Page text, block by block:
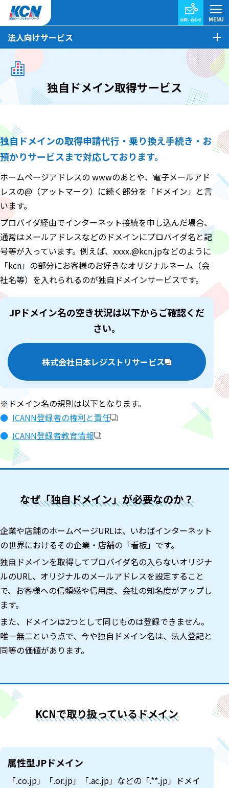
独自ドメイン取得サービス
法人向けサービス
独自ドメインの取得申請代行・乗り換え手続き・お
預かりサービスまで対応しております。
ホームページアドレスの wwwのあとや、電子メールアド
レスの@（アットマーク）に続く部分を「ドメイン」と言
います。
プロバイダ経由でインターネット接続を申し込んだ場合、
通常はメールアドレスなどのドメインにプロバイダ名と記
号等が入っています。例えば、xxxx.@kcn.jpなどのように
「kcn」の部分にお客様のお好きなオリジナルネーム（会
社名等）を入れられるのが独自ドメインサービスです。
JPドメイン名の空き状況は以下からご確認くだ
さい。
株式会社日本レジストリサービス
※ドメイン名の規則は以下となります。
ICANN登録者の権利と責任
ICANN登録者教育情報
なぜ「独自ドメイン」が必要なのか？
企業や店舗のホームページURLは、いわばインターネット
の世界におけるその企業・店舗の「看板」です。
独自ドメインを取得してプロバイダ名の入らないオリジナ
ルのURL、オリジナルのメールアドレスを設定すること
で、お客様への信頼感や信用度、会社の知名度がアップし
ます。
また、ドメインは2つとして同じものは登録できません。
唯一無二という点で、今や独自ドメイン名は、法人登記と
同等の価値があります。
KCNで取り扱っているドメイン
属性型JPドメイン
「.co.jp」「.or.jp」「.ac.jp」などの「.**.jp」ドメイ